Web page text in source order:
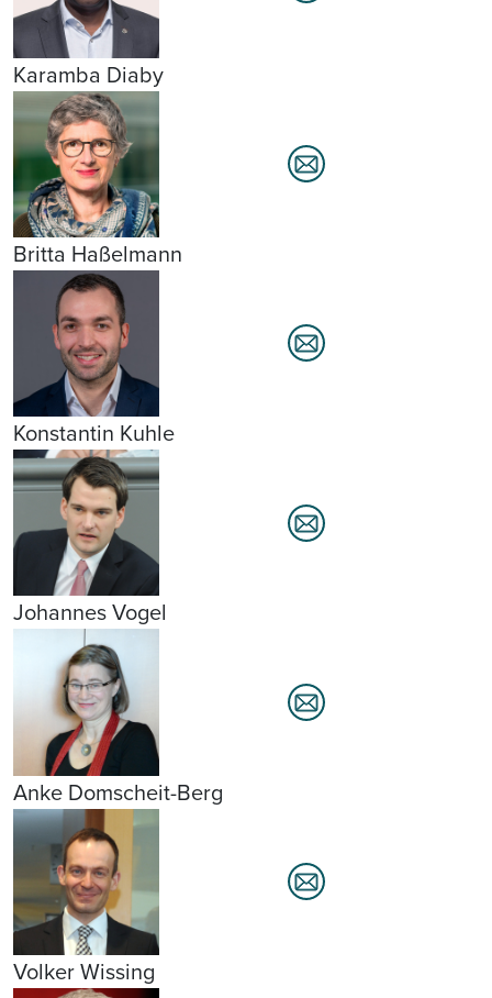
Karamba Diaby
Britta Haßelmann
Konstantin Kuhle
Johannes Vogel
Anke Domscheit-Berg
Volker Wissing